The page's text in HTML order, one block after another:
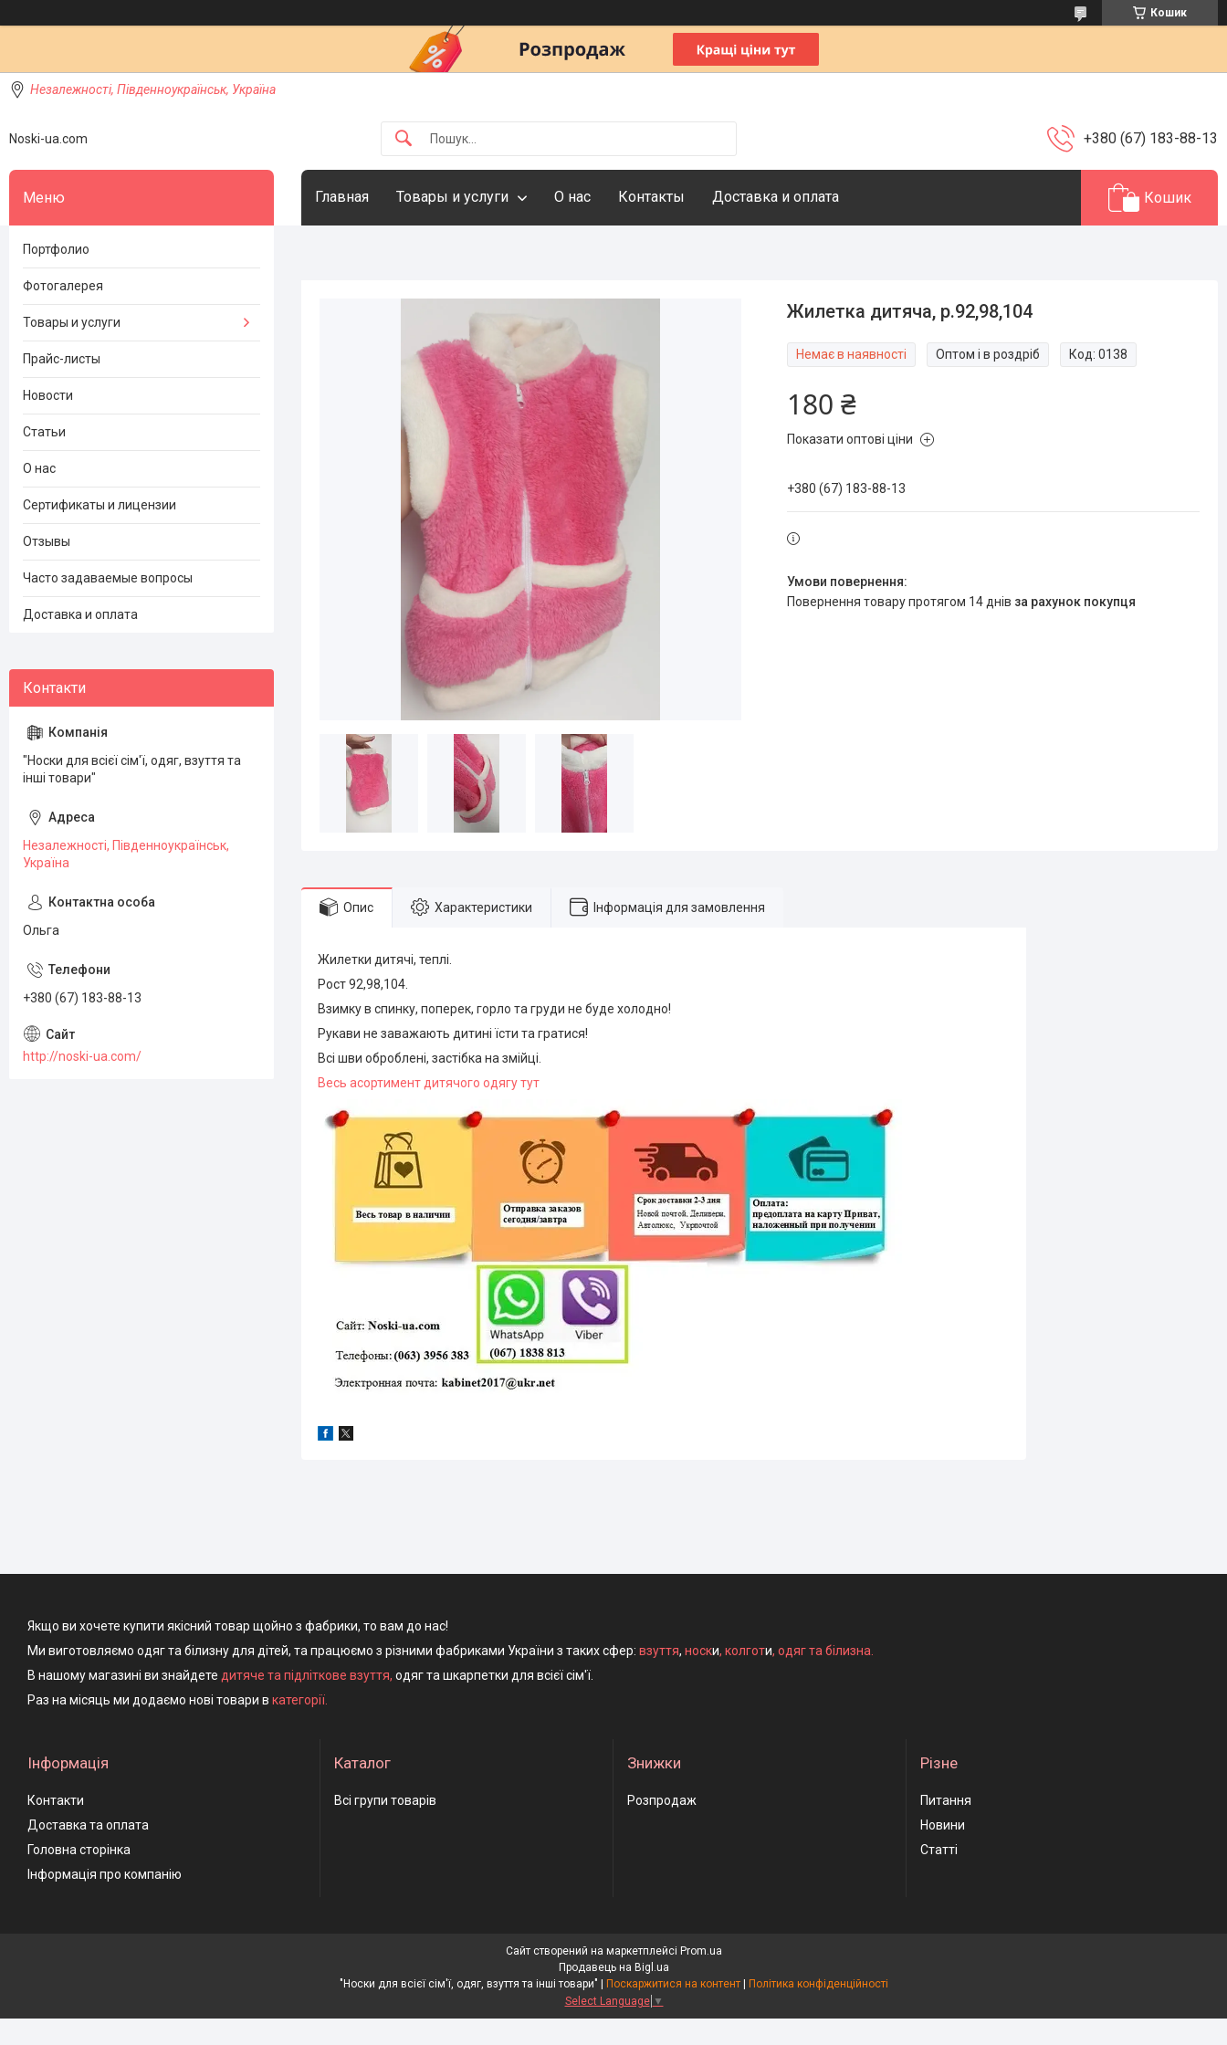
Кошик
Незалежності, Південноукраїнськ, Україна
Noski-ua.com +380 (67) 183-88-13
Главная Товары и услуги О нас Контакты Доставка и оплата Кошик
Жилетка дитяча, р.92,98,104
Немає в наявності Оптом і в роздріб Код:0138
180 ₴
Показати оптові ціни
+380 (67) 183-88-13
повернення товару протягом 14 днів за рахунок покупця
Опис Характеристики Інформація для замовлення
Жилетки дитячі, теплі.
Рост 92,98,104.
Взимку в спинку, поперек, горло та груди не буде холодно!
Рукави не заважають дитині їсти та гратися!
Всі шви оброблені, застібка на змійці.
Весь асортимент дитячого одягу тут
Портфолио
Фотогалерея
Товары и услуги
Прайс-листы
Новости
Статьи
О нас
Сертификаты и лицензии
Отзывы
Часто задаваемые вопросы
Доставка и оплата
"Носки для всієї сім'ї, одяг, взуття та
інші товари"
Незалежності, Південноукраїнськ,
Україна
Ольга
+380 (67) 183-88-13
http://noski-ua.com/
Якщо ви хочете купити якісний товар щойно з фабрики, то вам до нас!
Ми виготовляємо одяг та білизну для дітей, та працюємо з різними фабриками України з таких сфер: взуття, носки, колготи, одяг та білизна.
В нашому магазині ви знайдете дитяче та підліткове взуття, одяг та шкарпетки для всієї сім'ї.
Раз на місяць ми додаємо нові товари в категорії.
Інформація
Контакти
Доставка та оплата
Головна сторінка
Інформація про компанію
Каталог
Всі групи товарів
Знижки
Розпродаж
Різне
Питання
Новини
Статті
Сайт створений на маркетплейсі Prom.ua
Продавець на Bigl.ua
Поскаржитися на контент
Політика конфіденційності
Select Language ▼